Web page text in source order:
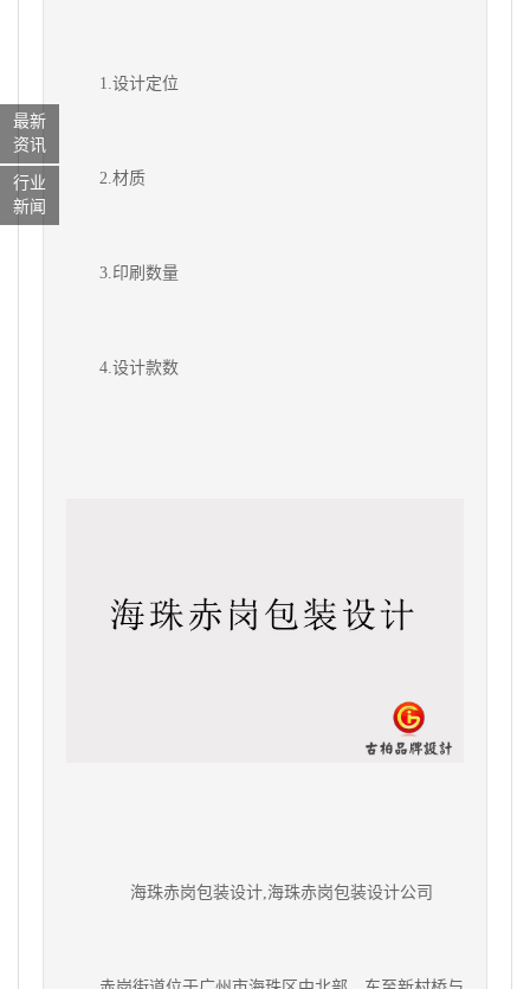
1.设计定位
2.材质
3.印刷数量
4.设计款数
海珠赤岗包装设计,海珠赤岗包装设计公司
最新
资讯
行业
新闻